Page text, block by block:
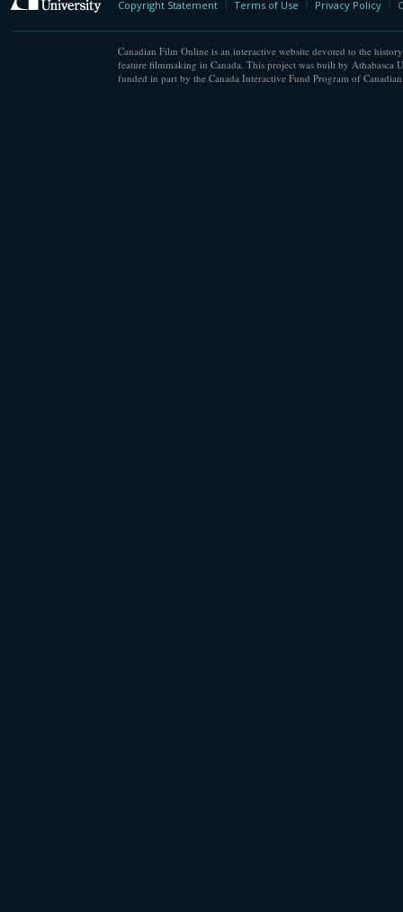
Copyright Statement Terms of Use Privacy Policy
Canadian Film Online is an interactive website devoted to the
feature filmmaking in Canada. This project was built by Athabasca
funded in part by the Canada Interactive Fund Program of